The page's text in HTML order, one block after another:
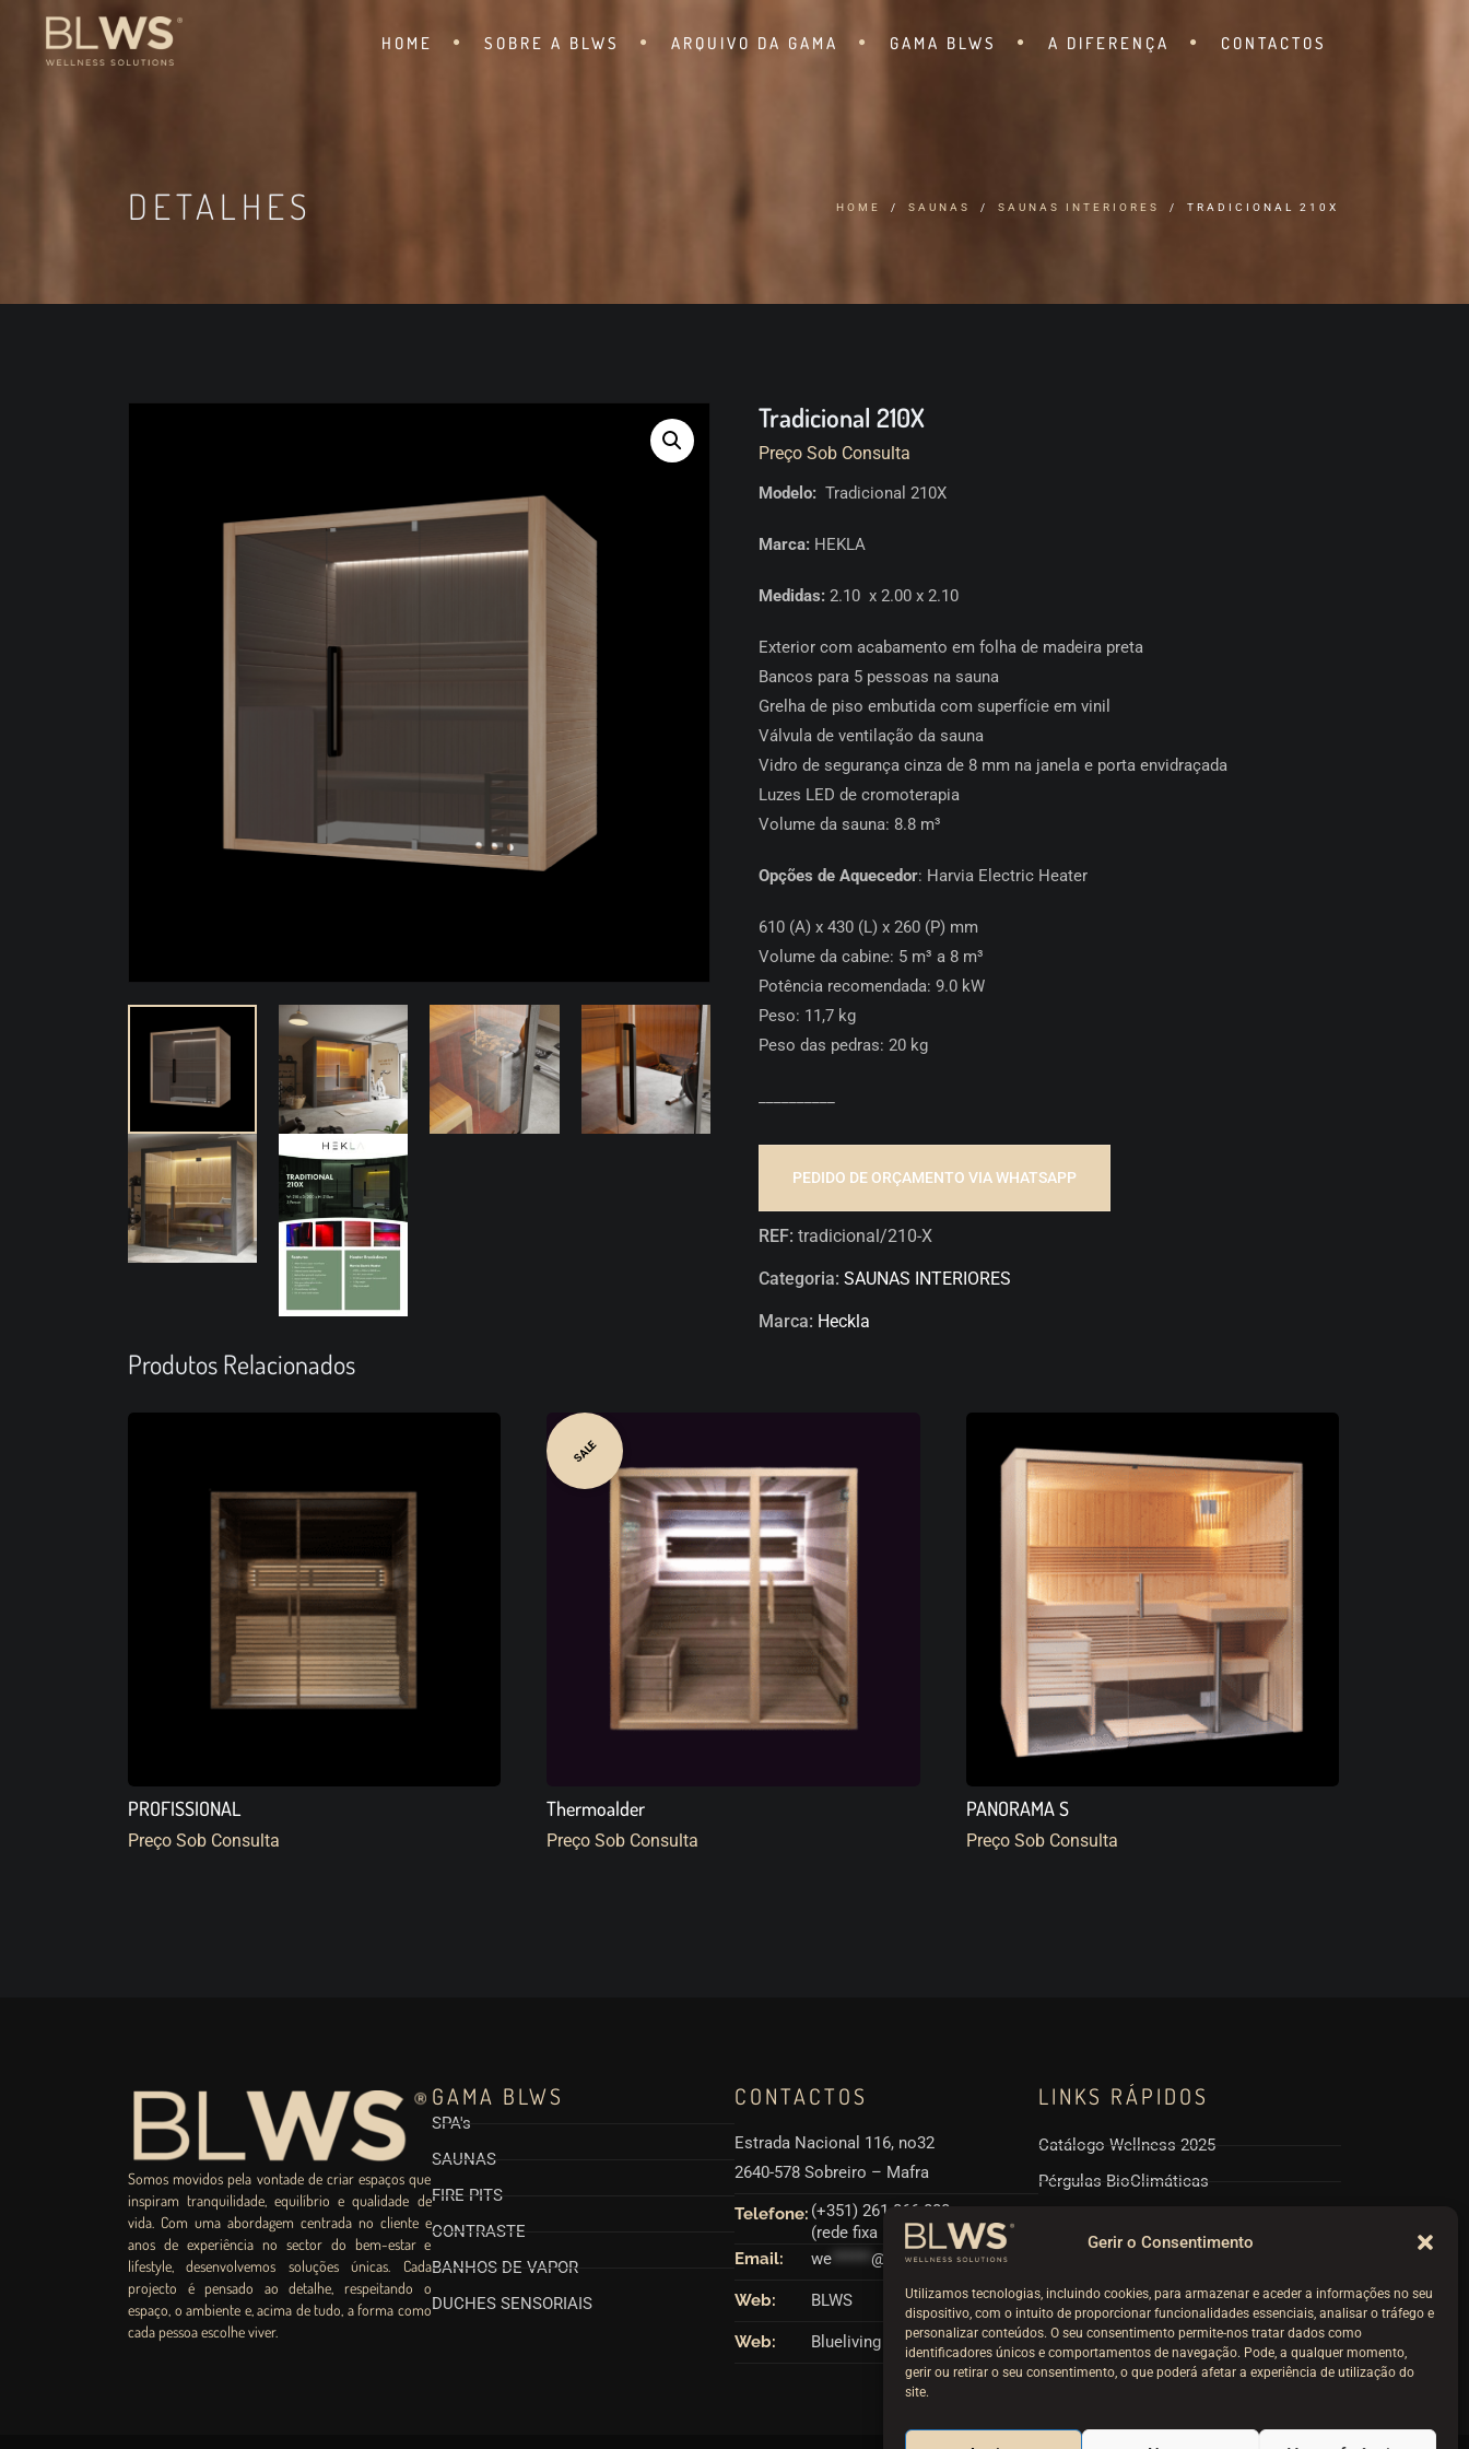
Gerir o Consentimento
Utilizamos tecnologias, incluindo cookies, para armazenar e aceder a informações no seu
dispositivo, com o intuito de proporcionar funcionalidades essenciais, analisar o tráfego e
personalizar conteúdos. O seu consentimento permite-nos tratar dados como
identificadores únicos e comportamentos de navegação. Pode, a qualquer momento,
gerir ou retirar o seu consentimento, o que poderá afetar a experiência de utilização do
site.
HOME SOBRE A BLWS ARQUIVO DA GAMA GAMA BLWS A DIFERENÇA CONTACTOS
DETALHES HOME SAUNAS SAUNAS INTERIORES TRADICIONAL 210X
Tradicional 210X
Preço Sob Consulta
Modelo: Tradicional 210X
Marca: HEKLA
Medidas: 2.10 x 2.00 x 2.10
Exterior com acabamento em folha de madeira preta
Bancos para 5 pessoas na sauna
Grelha de piso embutida com superfície em vinil
Válvula de ventilação da sauna
Vidro de segurança cinza de 8 mm na janela e porta envidraçada
Luzes LED de cromoterapia
Volume da sauna: 8.8 m³
Opções de Aquecedor: Harvia Electric Heater
610 (A) x 430 (L) x 260 (P) mm
Volume da cabine: 5 m³ a 8 m³
Potência recomendada: 9.0 kW
Peso: 11,7 kg
Peso das pedras: 20 kg
PEDIDO DE ORÇAMENTO VIA WHATSAPP
REF:tradicional/210-X
Categoria:SAUNAS INTERIORES
Marca: Heckla
Produtos Relacionados
PROFISSIONAL
Preço Sob Consulta
SALE
Thermoalder
Preço Sob Consulta
PANORAMA S
Preço Sob Consulta
Somos movidos pela vontade de criar espaços que
inspiram tranquilidade, equilíbrio e qualidade de
vida. Com uma abordagem centrada no cliente e
anos de experiência no sector do bem-estar e
lifestyle, desenvolvemos soluções únicas. Cada
projecto é pensado ao detalhe, respeitando o
espaço, o ambiente e, acima de tudo, a forma como
cada pessoa escolhe viver.
GAMA BLWS
SPA's
SAUNAS
FIRE PITS
CONTRASTE
BANHOS DE VAPOR
DUCHES SENSORIAIS
CONTACTOS
Estrada Nacional 116, no32
2640-578 Sobreiro – Mafra
Telefone: (+351) 261 866 880
(rede fixa nacional)
Email:
we @ ws.pt
Web: BLWS
Web: Blueliving
LINKS RÁPIDOS
Catálogo Wellness 2025
Pérgulas BioClimáticas
Termos e Condições
Livro Reclamações